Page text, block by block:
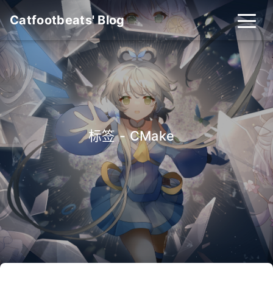
Catfootbeats' Blog
标签 - CMake_